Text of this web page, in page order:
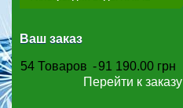
Ваш заказ
54 Товаров -91 190.00 грн
Перейти к заказу